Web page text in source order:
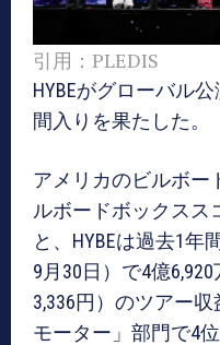
引用：PLEDIS
HYBEがグローバル
間入りを果たした。
アメリカのビルボー
ルボードボックスス
と、HYBEは過去1年
9月30日）で4億
3,336円）のツアー
モーター」部門で4